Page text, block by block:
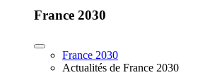
France 2030
France 2030
Actualités de France 2030